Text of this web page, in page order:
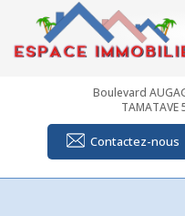
Boulevard
TAMATAVE
Contactez-nous